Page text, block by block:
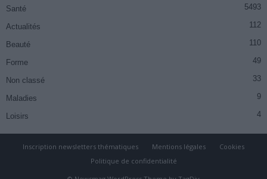
Santé 5493
Actualités 112
Beauté 110
Forme 49
Non classé 33
Maladies 9
Loisirs 4
Inscription newsletters thématiques Mentions légales
Cookies
Politique de confidentialité